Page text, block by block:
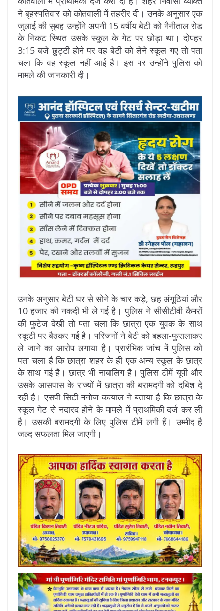
ने बृहस्पतिवार को कोतवाली में तहरीर दी। उनके अनुसार एक
जुलाई की सुबह उन्होंने अपनी 15 वर्षीय बेटी को नैनीताल रोड
के निकट स्थित उसके स्कूल के गेट पर छोड़ा था। दोपहर
3:15 बजे छुट्टी होने पर वह बेटी को लेने स्कूल गए तो पता
चला कि वह स्कूल नहीं आई है। इस पर उन्हाेंने पुलिस को
मामले की जानकारी दी।
उनके अनुसार बेटी घर से सोने के चार कड़े, छह अंगूठियां और
10 हजार की नकदी भी ले गई है। पुलिस ने सीसीटीवी कैमरों
की फुटेज देखी तो पता चला कि छात्रा एक युवक के साथ
स्कूटी पर बैठकर गई है। परिजनों ने बेटी को बहला-फुसलाकर
ले जाने का आरोप लगाया है। प्रारंभिक जांच में पुलिस को
पता चला है कि छात्रा शहर के ही एक अन्य स्कूल के छात्र
के साथ गई है। छात्र भी नाबालिग है। पुलिस टीमें यूपी और
उसके आसपास के राज्यों में छात्रा की बरामदगी को दबिश दे
रही है। एसपी सिटी मनोज कत्याल ने बताया है कि छात्रा के
स्कूल गेट से नदारद होने के मामले में प्राथमिकी दर्ज कर ली
है। उसकी बरामदगी के लिए पुलिस टीमें लगी हैं। उम्मीद है
जल्द सफलता मिल जाएगी।